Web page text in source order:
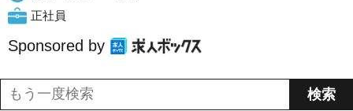
正社員
Sponsored by